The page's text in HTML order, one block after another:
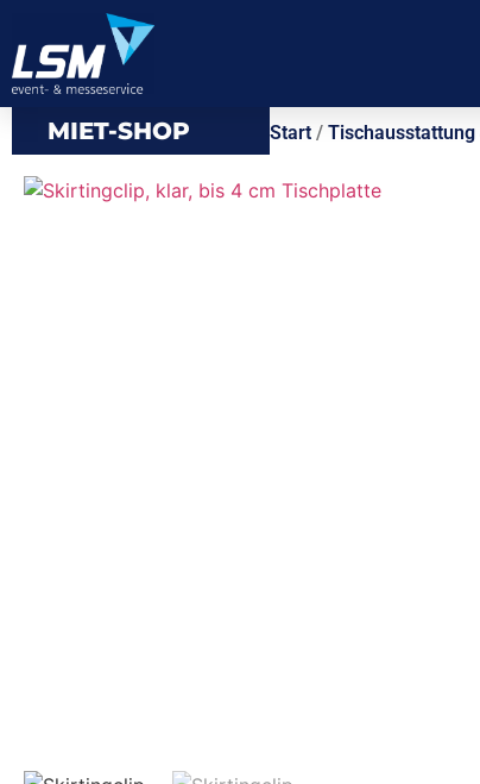
MIET-SHOP Start/ Tischausstattung